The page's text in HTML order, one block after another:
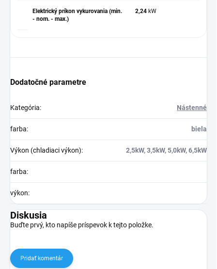
Elektrický príkon vykurovania (min.
- nom. - max.)
2,24 kW
Dodatočné parametre
Kategória: Nástenné
farba: biela
Výkon (chladiaci výkon): 2,5kW, 3,5kW, 5,0kW, 6,5kW
farba:
výkon:
Diskusia
Buďte prvý, kto napíše príspevok k tejto položke.
Pridať komentár